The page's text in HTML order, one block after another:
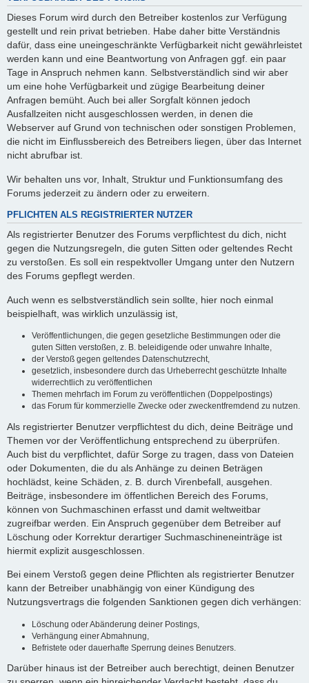
Dieses Forum wird durch den Betreiber kostenlos zur Verfügung
gestellt und rein privat betrieben. Habe daher bitte Verständnis
dafür, dass eine uneingeschränkte Verfügbarkeit nicht gewährleistet
werden kann und eine Beantwortung von Anfragen ggf. ein paar
Tage in Anspruch nehmen kann. Selbstverständlich sind wir aber
um eine hohe Verfügbarkeit und zügige Bearbeitung deiner
Anfragen bemüht. Auch bei aller Sorgfalt können jedoch
Ausfallzeiten nicht ausgeschlossen werden, in denen die
Webserver auf Grund von technischen oder sonstigen Problemen,
die nicht im Einflussbereich des Betreibers liegen, über das Internet
nicht abrufbar ist.
Wir behalten uns vor, Inhalt, Struktur und Funktionsumfang des
Forums jederzeit zu ändern oder zu erweitern.
PFLICHTEN ALS REGISTRIERTER NUTZER
Als registrierter Benutzer des Forums verpflichtest du dich, nicht
gegen die Nutzungsregeln, die guten Sitten oder geltendes Recht
zu verstoßen. Es soll ein respektvoller Umgang unter den Nutzern
des Forums gepflegt werden.
Auch wenn es selbstverständlich sein sollte, hier noch einmal
beispielhaft, was wirklich unzulässig ist,
Veröffentlichungen, die gegen gesetzliche Bestimmungen oder die
guten Sitten verstoßen, z. B. beleidigende oder unwahre Inhalte,
der Verstoß gegen geltendes Datenschutzrecht,
gesetzlich, insbesondere durch das Urheberrecht geschützte Inhalte
widerrechtlich zu veröffentlichen
Themen mehrfach im Forum zu veröffentlichen (Doppelpostings)
das Forum für kommerzielle Zwecke oder zweckentfremdend zu nutzen.
Als registrierter Benutzer verpflichtest du dich, deine Beiträge und
Themen vor der Veröffentlichung entsprechend zu überprüfen.
Auch bist du verpflichtet, dafür Sorge zu tragen, dass von Dateien
oder Dokumenten, die du als Anhänge zu deinen Beträgen
hochlädst, keine Schäden, z. B. durch Virenbefall, ausgehen.
Beiträge, insbesondere im öffentlichen Bereich des Forums,
können von Suchmaschinen erfasst und damit weltweitbar
zugreifbar werden. Ein Anspruch gegenüber dem Betreiber auf
Löschung oder Korrektur derartiger Suchmaschineneinträge ist
hiermit explizit ausgeschlossen.
Bei einem Verstoß gegen deine Pflichten als registrierter Benutzer
kann der Betreiber unabhängig von einer Kündigung des
Nutzungsvertrags die folgenden Sanktionen gegen dich verhängen:
Löschung oder Abänderung deiner Postings,
Verhängung einer Abmahnung,
Befristete oder dauerhafte Sperrung deines Benutzers.
Darüber hinaus ist der Betreiber auch berechtigt, deinen Benutzer